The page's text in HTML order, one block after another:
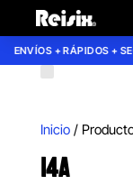
ENVÍOS + RÁPIDOS +
Inicio/
14A